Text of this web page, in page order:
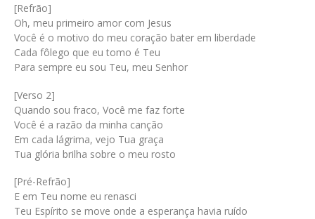
[Refrão]
Oh, meu primeiro amor com Jesus
Você é o motivo do meu coração bater em liberdade
Cada fôlego que eu tomo é Teu
Para sempre eu sou Teu, meu Senhor
[Verso 2]
Quando sou fraco, Você me faz forte
Você é a razão da minha canção
Em cada lágrima, vejo Tua graça
Tua glória brilha sobre o meu rosto
[Pré-Refrão]
E em Teu nome eu renasci
Teu Espírito se move onde a esperança havia ruído